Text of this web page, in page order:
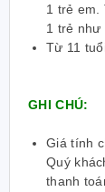
1 trẻ em.
1 trẻ như
Từ 11
GHI CHÚ:
Giá tính
Quý
thanh